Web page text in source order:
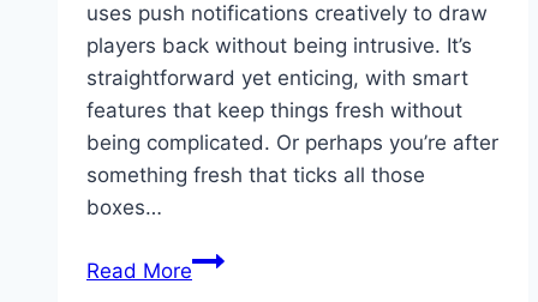
uses push notifications creatively to draw
players back without being intrusive. It’s
straightforward yet enticing, with smart
features that keep things fresh without
being complicated. Or perhaps you’re after
something fresh that ticks all those
boxes…
Read MoreThis